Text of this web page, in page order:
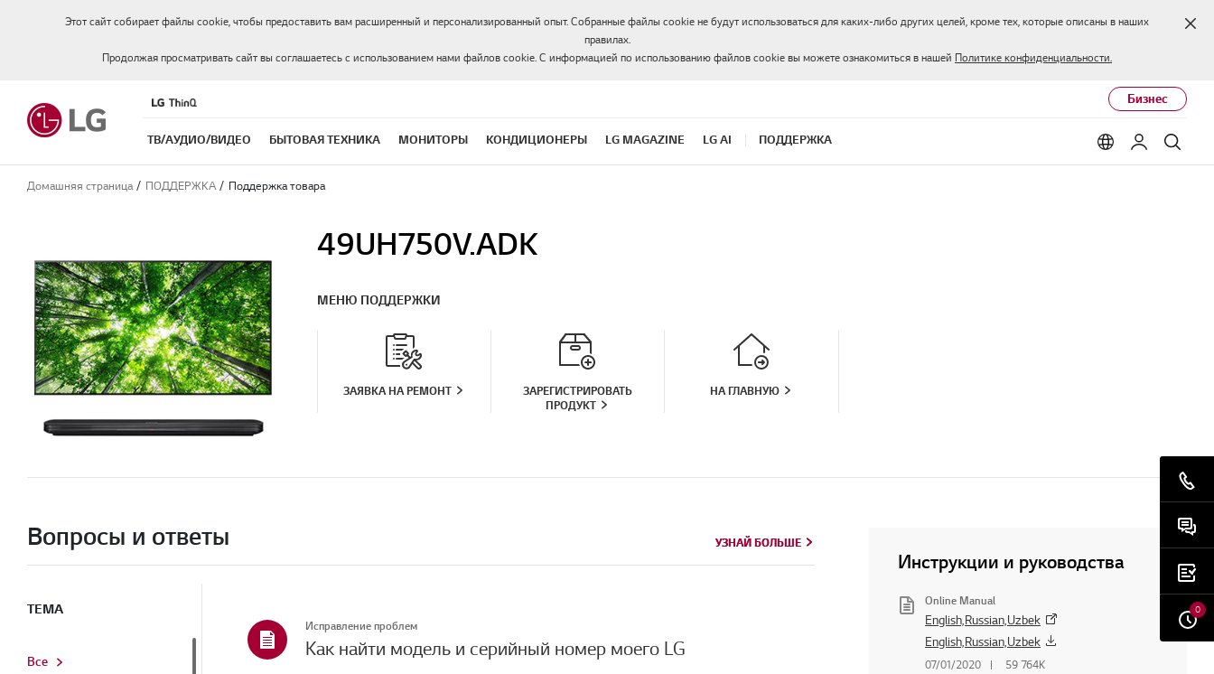
Этот сайт собирает файлы cookie, чтобы предоставить вам расширенный и персонализированный опыт. Собранные файлы cookie не будут использоваться для каких-либо других целей, кроме тех, которые описаны в наших
правилах.
Продолжая просматривать сайт вы соглашаетесь с использованием нами файлов cookie. С информацией по использованию файлов cookie вы можете ознакомиться в нашей Политике конфиденциальности.
Бизнес
ТВ/АУДИО/ВИДЕО БЫТОВАЯ ТЕХНИКА МОНИТОРЫ КОНДИЦИОНЕРЫ LG MAGAZINE LG AI ПОДДЕРЖКА Language options
Мой LG
Домашняя страница ПОДДЕРЖКА Поддержка товара
49UH750V.ADK
МЕНЮ ПОДДЕРЖКИ
ЗАЯВКА НА РЕМОНТ
ЗАРЕГИСТРИРОВАТЬ
ПРОДУКТ
НА ГЛАВНУЮ
Вопросы и ответы УЗНАЙ БОЛЬШЕ
ТЕМА
Все
Исправление проблем
Как найти модель и серийный номер моего LG
УЗНАЙ БОЛЬШЕ
Инструкции и руководства
Online Manual
English,Russian,Uzbek
English,Russian,Uzbek
07/01/2020 59 764K
0